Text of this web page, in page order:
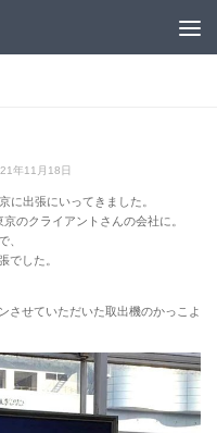
年11月18日
に出張にいってきました。
のクライアントさんの会社に。
、
でした。
せていただいた取出機のかっこよ